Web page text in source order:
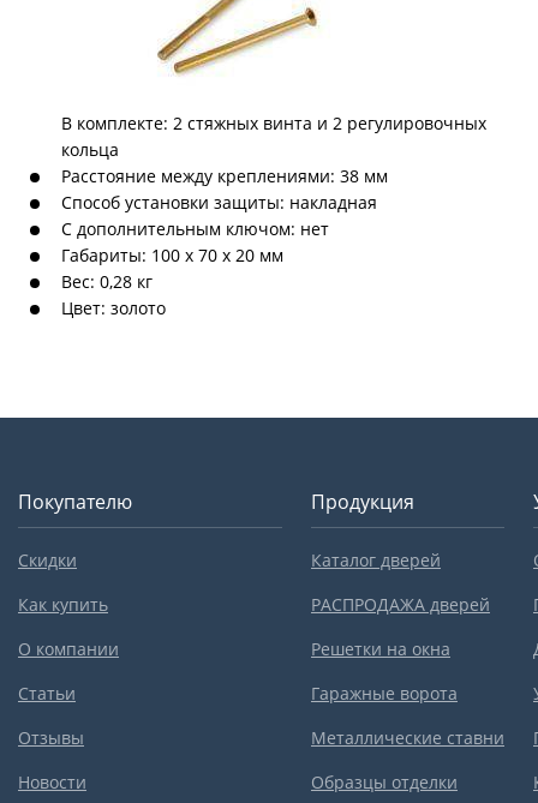
В комплекте: 2 стяжных винта и 2 регулировочных
кольца
Расстояние между креплениями: 38 мм
Способ установки защиты: накладная
С дополнительным ключом: нет
Габариты: 100 x 70 x 20 мм
Вес: 0,28 кг
Цвет: золото
Покупателю
Скидки
Как купить
О компании
Статьи
Отзывы
Новости
Продукция
Каталог дверей
РАСПРОДАЖА дверей
Решетки на окна
Гаражные ворота
Металлические ставни
Образцы отделки